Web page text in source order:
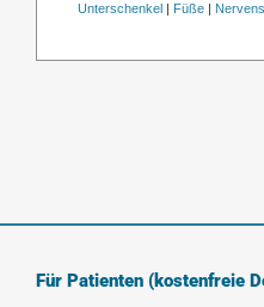
Unterschenkel Füße|
Für Patienten (kostenfreie